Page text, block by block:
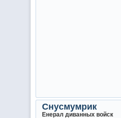
Снусмумрик
Енерал диванных войск